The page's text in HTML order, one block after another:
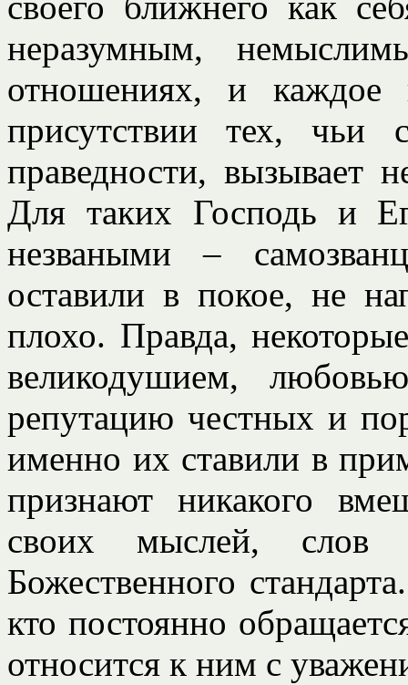
неразумным,
отношениях, и
присутствии тех, чьи
праведности, вызывает
Для таких Господь и
незваными –
оставили в покое, не
плохо. Правда,
великодушием,
репутацию честных и
именно их ставили в
признают никакого
своих мыслей, слов
Божественного
кто постоянно
относится к ним с